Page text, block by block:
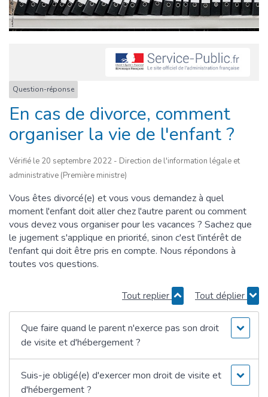
Question-réponse
En cas de divorce, comment
organiser la vie de l'enfant ?
Vérifié le 20 septembre 2022 - Direction de l'information légale et
administrative (Première ministre)
Vous êtes divorcé(e) et vous vous demandez à quel
moment l'enfant doit aller chez l'autre parent ou comment
vous devez vous organiser pour les vacances ? Sachez que
le jugement s'applique en priorité, sinon c'est l'intérêt de
l'enfant qui doit être pris en compte. Nous répondons à
toutes vos questions.
Tout replier Tout déplier
Que faire quand le parent n'exerce pas son droit
de visite et d'hébergement ?
Suis-je obligé(e) d'exercer mon droit de visite et
d'hébergement ?